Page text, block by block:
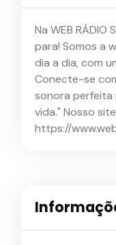
Na WEB RÁDIO
para! Somos a
dia a dia, com
Conecte-se
sonora perfeita
vida." Nosso
https://